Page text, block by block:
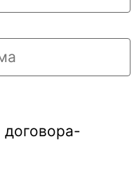
договора-